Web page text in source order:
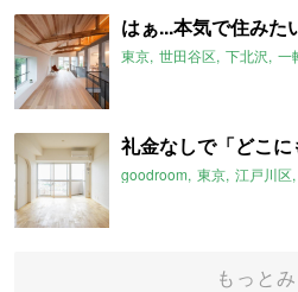
はぁ...本気で住みた
東京 世田谷区 下北沢 一
礼金なしで「どこに
goodroom 東京 江戸川区
もっと